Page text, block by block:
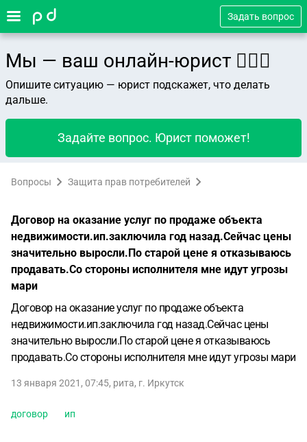
Задать вопрос
Мы — ваш онлайн-юрист 👨🏻‍⚖️
Опишите ситуацию — юрист подскажет, что делать
дальше.
Задайте вопрос. Юрист поможет!
Вопросы Защита прав потребителей
Договор на оказание услуг по продаже объекта
недвижимости.ип.заключила год назад.Сейчас цены
значительно выросли.По старой цене я отказываюсь
продавать.Со стороны исполнителя мне идут угрозы
мари
Договор на оказание услуг по продаже объекта
недвижимости.ип.заключила год назад.Сейчас цены
значительно выросли.По старой цене я отказываюсь
продавать.Со стороны исполнителя мне идут угрозы мари
13 января 2021, 07:45, рита, г. Иркутск
договор ип